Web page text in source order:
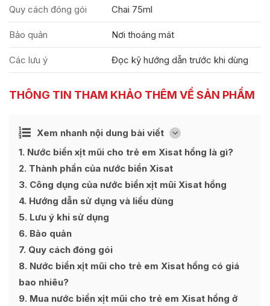
Quy cách đóng gói Chai 75ml
Bảo quản Nơi thoáng mát
Các lưu ý Đọc kỹ hướng dẫn trước khi dùng
THÔNG TIN THAM KHẢO THÊM VỀ SẢN PHẨM
Xem nhanh nội dung bài viết [
Ẩn
1 Nước biển xịt mũi cho trẻ em Xisat hồng là gì?
2 Thành phần của nước biển Xisat
3 Công dụng của nước biển xịt mũi Xisat hồng
4 Hướng dẫn sử dụng và liều dùng
5 Lưu ý khi sử dụng
6 Bảo quản
7 Quy cách đóng gói
8 Nước biển xịt mũi cho trẻ em Xisat hồng có giá
bao nhiêu?
9 Mua nước biển xịt mũi cho trẻ em Xisat hồng ở